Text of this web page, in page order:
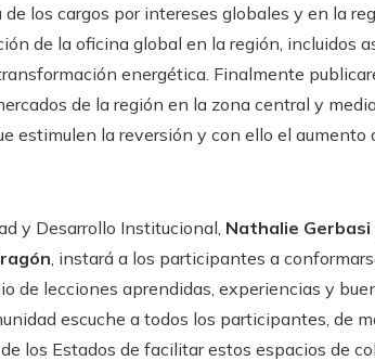
los cargos por intereses globales y en la
de la oficina global en la región, incluidos
energética. Finalmente
de la región en la zona central y
estimulen la reversión y con ello el aumento
y Desarrollo Institucional, Nathalie Gerbasi
, instará a los participantes a
de lecciones aprendidas, experiencias y
escuche a todos los participantes, de
los Estados de facilitar estos espacios de